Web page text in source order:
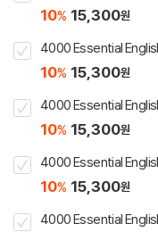
10% 15,300원
4000 Essential
10% 15,300원
4000 Essential
10% 15,300원
4000 Essential
10% 15,300원
4000 Essential